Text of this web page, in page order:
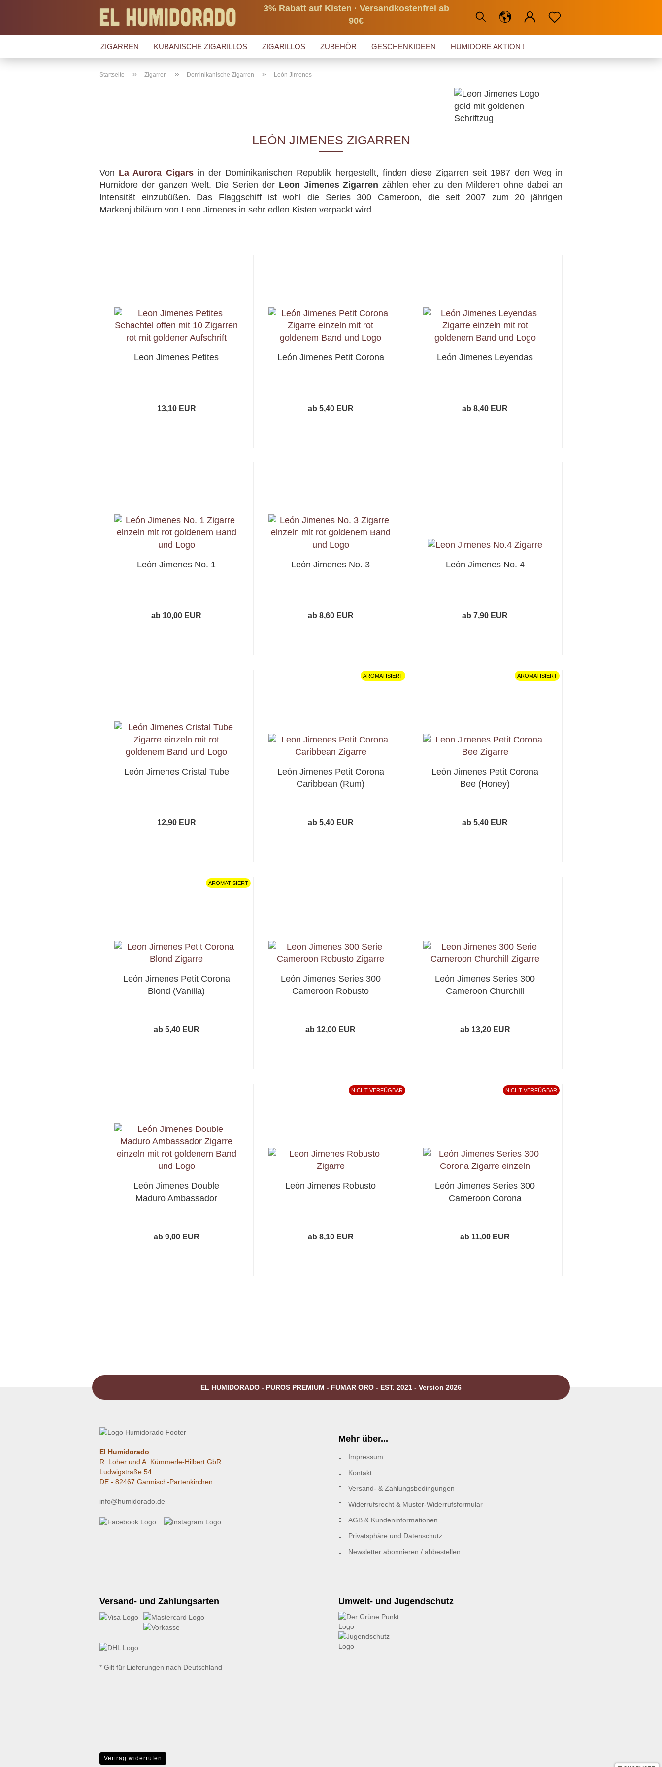
3% Rabatt auf Kisten · Versandkostenfrei ab
90€
ZIGARREN KUBANISCHE ZIGARILLOS ZIGARILLOS ZUBEHÖR GESCHENKIDEEN HUMIDORE AKTION !
Startseite » Zigarren » Dominikanische Zigarren » León Jimenes
LEÓN JIMENES ZIGARREN
Von La Aurora Cigarsin der Dominikanischen Republik hergestellt, finden diese Zigarren seit 1987 den Weg in
Humidore der ganzen Welt. Die Serien der Leon Jimenes Zigarren zählen eher zu den Milderen ohne dabei an
Intensität einzubüßen. Das Flaggschiff ist wohl die Series 300 Cameroon, die seit 2007 zum 20 jährigen
Markenjubiläum von Leon Jimenes in sehr edlen Kisten verpackt wird.
Leon Jimenes Petites
13,10 EUR
León Jimenes Petit Corona
ab 5,40 EUR
León Jimenes Leyendas
ab 8,40 EUR
León Jimenes No. 1
ab 10,00 EUR
León Jimenes No. 3
ab 8,60 EUR
Leòn Jimenes No. 4
ab 7,90 EUR
León Jimenes Cristal Tube
12,90 EUR
AROMATISIERT
León Jimenes Petit Corona
Caribbean (Rum)
ab 5,40 EUR
AROMATISIERT
León Jimenes Petit Corona
Bee (Honey)
ab 5,40 EUR
AROMATISIERT
León Jimenes Petit Corona
Blond (Vanilla)
ab 5,40 EUR
León Jimenes Series 300
Cameroon Robusto
ab 12,00 EUR
León Jimenes Series 300
Cameroon Churchill
ab 13,20 EUR
León Jimenes Double
Maduro Ambassador
ab 9,00 EUR
NICHT VERFÜGBAR
León Jimenes Robusto
ab 8,10 EUR
NICHT VERFÜGBAR
León Jimenes Series 300
Cameroon Corona
ab 11,00 EUR
EL HUMIDORADO - PUROS PREMIUM - FUMAR ORO - EST. 2021 - Version 2026
El Humidorado
R. Loher und A. Kümmerle-Hilbert GbR
Ludwigstraße 54
DE - 82467 Garmisch-Partenkirchen
info@humidorado.de
Mehr über...
Impressum
Kontakt
Versand- & Zahlungsbedingungen
Widerrufsrecht & Muster-Widerrufsformular
AGB & Kundeninformationen
Privatsphäre und Datenschutz
Newsletter abonnieren / abbestellen
Versand- und Zahlungsarten
* Gilt für Lieferungen nach Deutschland
Umwelt- und Jugendschutz
Vertrag widerrufen